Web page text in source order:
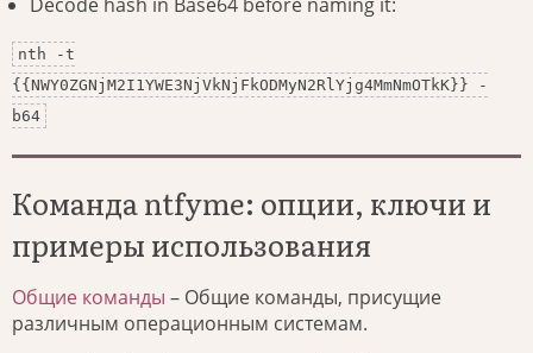
nth -t
{{NWY0ZGNjM2I1YWE3NjVkNjFkODMyN2RlYjg4MmNmOTkK}} -
b64
Команда ntfyme: опции, ключи и
примеры использования
Общие команды – Общие команды, присущие
различным операционным системам.